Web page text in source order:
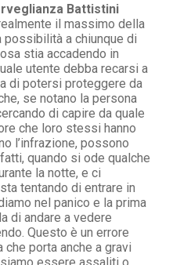
Battistini
il massimo della
possibilità a chiunque di
stia accadendo in
utente debba recarsi a
di potersi proteggere da
se notano la persona
di capire da quale
che loro stessi hanno
l’infrazione, possono
quando si ode qualche
la notte, e ci
tentando di entrare in
nel panico e la prima
di andare a vedere
Questo è un errore
porta anche a gravi
essere assaliti o